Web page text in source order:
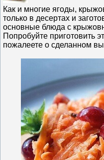
Как и многие ягоды,
только в десертах и
основные блюда с
Попробуйте приготовить
пожалеете о сделанном